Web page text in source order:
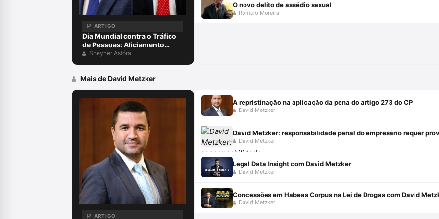
ARTIGO
Dia Mundial contra o Tráfico
de Pessoas: Aliciamento
digital, aprisionamento e
o papel da advocacia criminal
Sheyner Asfóra
O novo delito de assédio sexual
Rômulo Moreira
Mais de David Metzker
ARTIGO
A repristinação na aplicação da pena do artigo 273 do CP
David Metzker
David Metzker: responsabilidade penal do empresário requer
David Metzker
Legal Data Insight com David Metzker
David Metzker
Concessões em Habeas Corpus na Lei de Drogas com David
David Metzker